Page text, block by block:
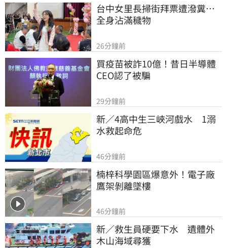
台中女里長掃街拜票遭潑糞⋯
全身沾滿穢物
26分鐘前
買疫苗被詐10億！昔日半導體
CEO認了被騙
29分鐘前
新／4高中生三峽河戲水　1溺
水救起命危
46分鐘前
楠梓科學園區爆意外！電子廠
鷹架剝離墜樓
46分鐘前
新／救生員硬要下水　遺體外
木山海域尋獲